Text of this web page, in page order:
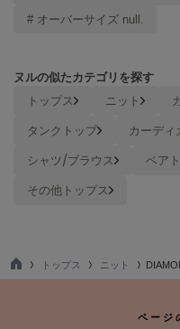
made of Organics
メイドオブオーガニクス
MICHU COQUETTE
ミチュ コケット
ミースロエ
Mila Owen
# オーバーサイズ null.
ヌルの似たカテゴリを探す
トップス ニット
タンクトップ
カーディ
シャツ/ブラウス
ベア
その他トップス
TO
トップス ニット
ページ